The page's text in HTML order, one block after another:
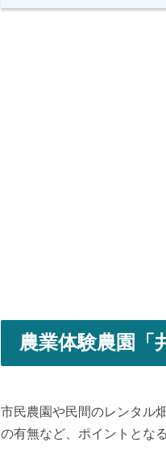
農業体験農園「
市民農園や民間のレンタル
の有無など、ポイントとな